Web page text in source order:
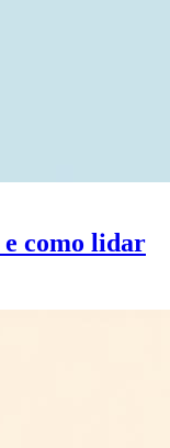
e como lidar